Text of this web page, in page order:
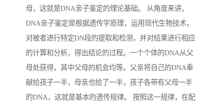
母，这就是DNA亲子鉴定的理论基础。 从角度来讲，
DNA亲子鉴定是根据遗传学原理，运用现代生物技术，
对被者进行特定DN段的提取和检测，并对结果进行相应
的计算和分析，得出结论的过程。一个个体的DNA从父
母处获得，其中父母的机会均等。父亲将自己的DNA奉
献给孩子一半，母亲也给了一半，孩子各带有父母一半
的DNA，这就是基本的遗传规律。 按照这一规律，在配